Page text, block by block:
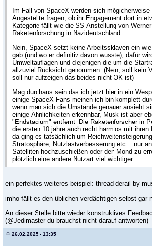
Im Fall von SpaceX werden sich
Angestellte fragen, ob ihr Engagement dort in
Kategorie fällt wie die SS-Anstellung von
Raketenforschung in Nazideutschland.
Nein, SpaceX setzt keine Arbeitssklaven ein
gab (und wo er definitiv davon wusste), dafür
Umweltauflagen und diejenigen die um die
allzuviel Rücksicht genommen. (Nein, soll kein
soll nur aufzeigen das beides nicht OK ist)
Mag durchaus sein das ich jetzt hier in ein
einige SpaceX-Fans meinen ich bin komplett
wenn man sich die Umstände genauer ansieht
einige Ähnlichkeiten erkennbar, Musk ist aber
"Endstadium" entfernt. Die Raketenforscher in
die ersten 10 jahre auch recht harmlos mit ihren
da ging es tatsächlich um
Stratosphäre, Nutzlastverbesserung etc... nur
Satelliten hochzuschießen oder den Mond zu
plötzlich eine andere Nutzart viel wichtiger ...
ein perfektes weiteres beispiel: thread-derail by
imho fällt es den üblichen verdächtigen selbst gar
An dieser Stelle bitte wieder konstruktives
(@Jedimaster du brauchst nicht darauf antworten)
26.02.2025 - 13:35